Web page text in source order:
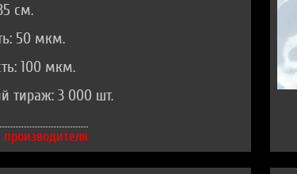
см.
50 мкм.
100 мкм.
тираж: 3 000 шт.